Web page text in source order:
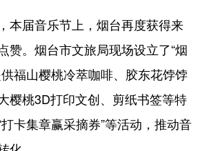
媒秀 地市 科教
齐鲁
届音乐节上，烟台再度获得来
赞。烟台市文旅局现场设立了“烟
福山樱桃冷萃咖啡、胶东花饽饽
樱桃3D打印文创、剪纸书签等特
卡集章赢采摘券”等活动，推动音